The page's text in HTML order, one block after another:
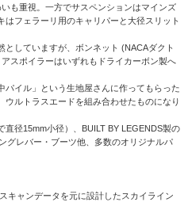
も重視。一方でサスペンションはマインズ
はフェラーリ用のキャリパーと大径スリット
していますが、ボンネット (NACAダクト
スポイラーはいずれもドライカーボン製へ
パイル」という生地屋さんに作ってもらった
ルトラスエードを組み合わせたものになり
径15mm小径）、BUILT BY LEGENDS製の
グレバー・ブーツ他、多数のオリジナルパ
キャンデータを元に設計したスカイライン